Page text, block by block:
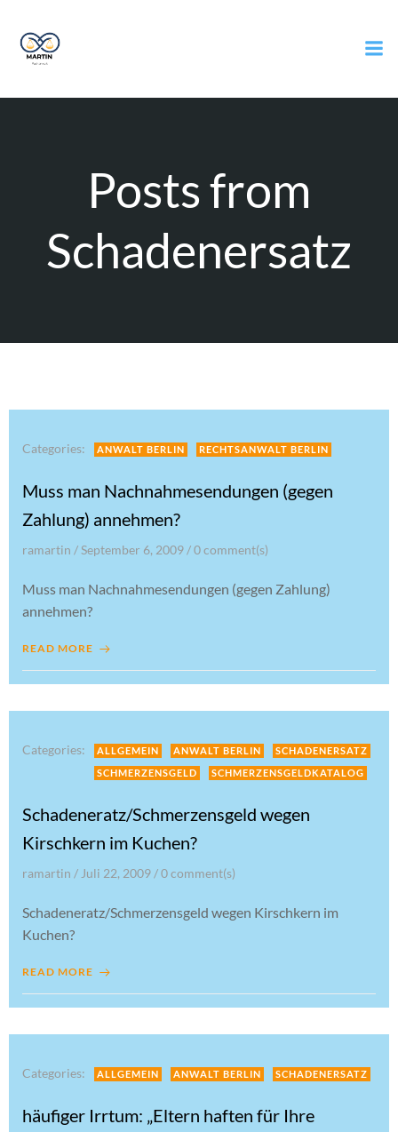
Posts from
Schadenersatz
Categories: ANWALT BERLIN RECHTSANWALT BERLIN
Muss man Nachnahmesendungen (gegen
Zahlung) annehmen?
ramartin /September 6, 2009 /0comment(s)
Muss man Nachnahmesendungen (gegen Zahlung)
annehmen?
READ MORE
Categories: ALLGEMEIN ANWALT BERLIN
SCHADENERSATZ
SCHMERZENSGELD
SCHMERZENSGELDKATALOG
Schadeneratz/Schmerzensgeld wegen
Kirschkern im Kuchen?
ramartin / Juli 22, 2009 /0comment(s)
Schadeneratz/Schmerzensgeld wegen Kirschkern im
Kuchen?
READ MORE
Categories: ALLGEMEIN ANWALT BERLIN SCHADENERSATZ
häufiger Irrtum: „Eltern haften für Ihre